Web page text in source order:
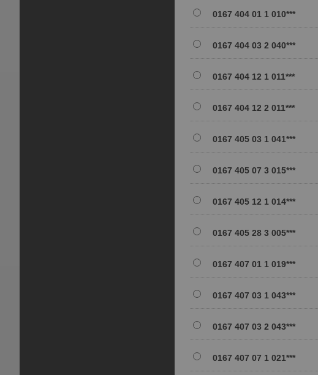
0167 404 01 1 010***
0167 404 03 2 040***
0167 404 12 1 011***
0167 404 12 2 011***
0167 405 03 1 041***
0167 405 07 3 015***
0167 405 12 1 014***
0167 405 28 3 005***
0167 407 01 1 019***
0167 407 03 1 043***
0167 407 03 2 043***
0167 407 07 1 021***